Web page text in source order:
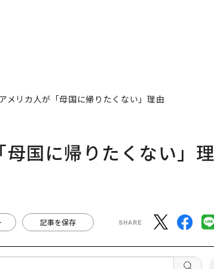
メリカ人が「母国に帰りたくない」理由
国に帰りたくない」理
記事を保存